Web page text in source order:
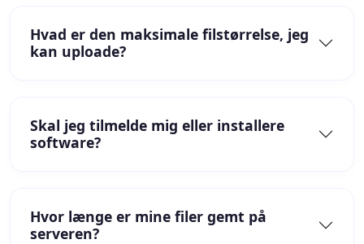
Hvad er den maksimale filstørrelse, jeg
kan uploade?
Skal jeg tilmelde mig eller installere
software?
Hvor længe er mine filer gemt på
serveren?